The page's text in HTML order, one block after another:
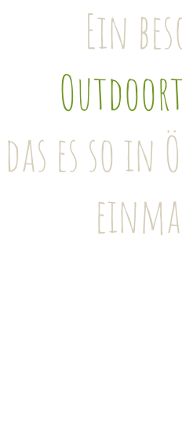
Ein
das es so in